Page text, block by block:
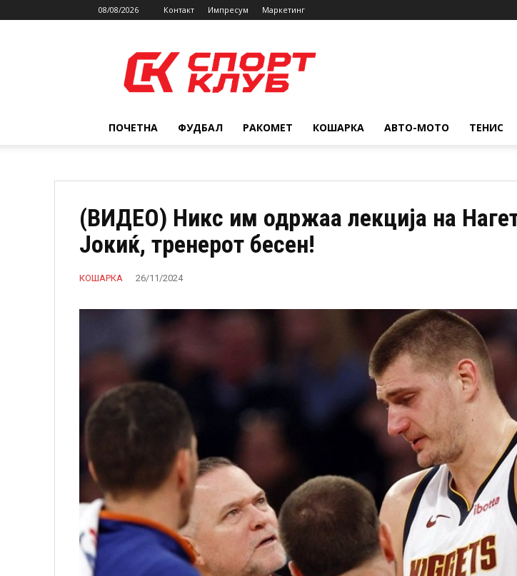
08/08/2026 Контакт Импресум Маркетинг
ПОЧЕТНА ФУДБАЛ РАКОМЕТ КОШАРКА АВТО-МОТО ТЕНИС
(ВИДЕО) Никс им одржаа лекција на
Јокиќ, тренерот бесен!
КОШАРКА 26/11/2024